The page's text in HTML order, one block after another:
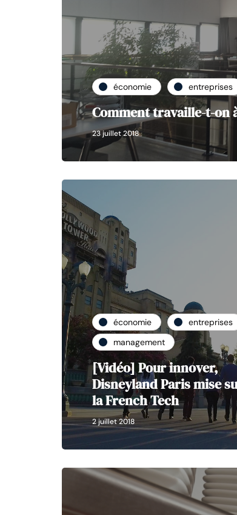
économie entreprises
Comment travaille-t-on
23 juillet 2018
économie
entreprises
management
[Vidéo] Pour innover,
Disneyland Paris mise
la French Tech
2 juillet 2018